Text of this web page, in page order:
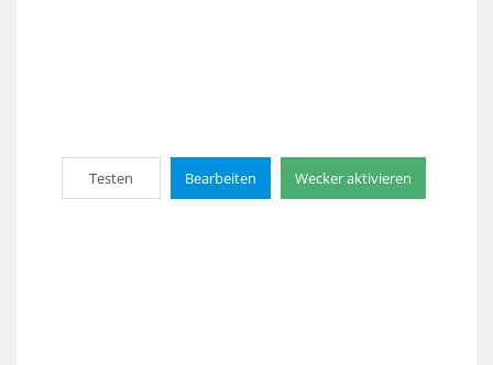
Testen Bearbeiten Wecker aktivieren